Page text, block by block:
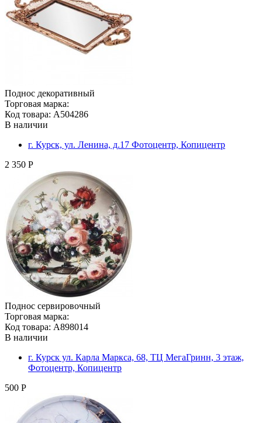
Поднос декоративный
Торговая марка:
Код товара: A504286
В наличии
г. Курск, ул. Ленина, д.17 Фотоцентр, Копицентр
2 350 Р
Поднос сервировочный
Торговая марка:
Код товара: A898014
В наличии
г. Курск ул. Карла Маркса, 68, ТЦ МегаГринн, 3 этаж,
Фотоцентр, Копицентр
500 Р